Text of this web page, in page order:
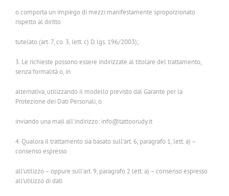
o comporta un impiego di mezzi manifestamente sproporzionato
rispetto al diritto
tutelato (art. 7, co. 3, lett. c) D.lgs. 196/2003);
3. Le richieste possono essere indirizzate al titolare del trattamento,
senza formalità o, in
alternativa, utilizzando il modello previsto dal Garante per la
Protezione dei Dati Personali, o
inviando una mail all’indirizzo: info@tattoorudy.it
4. Qualora il trattamento sia basato sull’art. 6, paragrafo 1, lett. a) –
consenso espresso
all’utilizzo – oppure sull’art. 9, paragrafo 2 lett. a) – consenso espresso
all’utilizzo di dati